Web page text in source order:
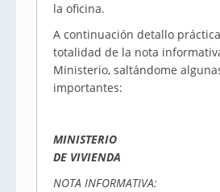
la oficina.
A continuación detallo
totalidad de la nota
Ministerio, saltándome
importantes:
MINISTERIO
DE VIVIENDA
NOTA INFORMATIVA: